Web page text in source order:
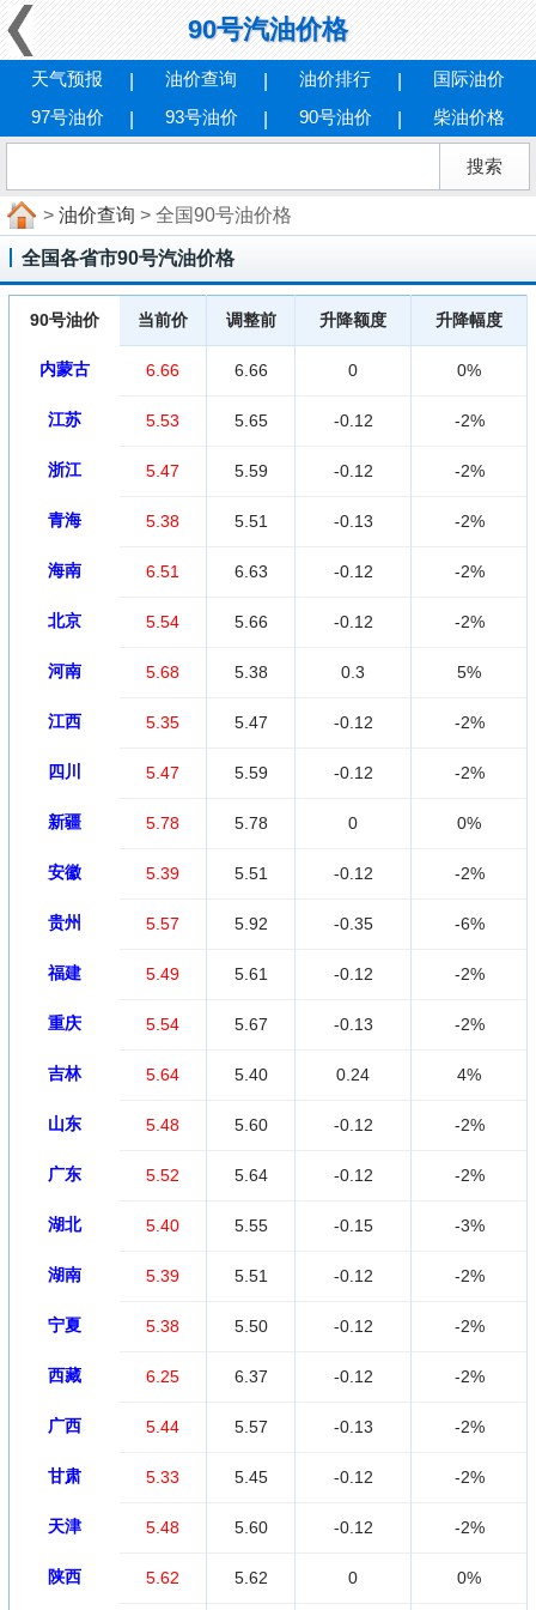
90号汽油价格
天气预报 油价查询 油价排行
国际油价
97号油价
93号油价 90号油价 柴油价格
> 油价查询 > 全国90号油价格
全国各省市90号汽油价格
90号油价 当前价 调整前 升降额度 升降幅度
内蒙古 6.66 6.66 0 0%
江苏 5.53 5.65 -0.12 -2%
浙江 5.47 5.59 -0.12 -2%
青海 5.38 5.51 -0.13 -2%
海南 6.51 6.63 -0.12 -2%
北京 5.54 5.66 -0.12 -2%
河南 5.68 5.38 0.3 5%
江西 5.35 5.47 -0.12 -2%
四川 5.47 5.59 -0.12 -2%
新疆 5.78 5.78 0 0%
安徽 5.39 5.51 -0.12 -2%
贵州 5.57 5.92 -0.35 -6%
福建 5.49 5.61 -0.12 -2%
重庆 5.54 5.67 -0.13 -2%
吉林 5.64 5.40 0.24 4%
山东 5.48 5.60 -0.12 -2%
广东 5.52 5.64 -0.12 -2%
湖北 5.40 5.55 -0.15 -3%
湖南 5.39 5.51 -0.12 -2%
宁夏 5.38 5.50 -0.12 -2%
西藏 6.25 6.37 -0.12 -2%
广西 5.44 5.57 -0.13 -2%
甘肃 5.33 5.45 -0.12 -2%
天津 5.48 5.60 -0.12 -2%
陕西 5.62 5.62 0 0%